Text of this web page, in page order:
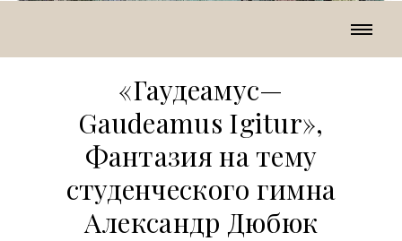
«Гаудеамус—
Gaudeamus Igitur»,
Фантазия на тему
студенческого гимна
Александр Дюбюк